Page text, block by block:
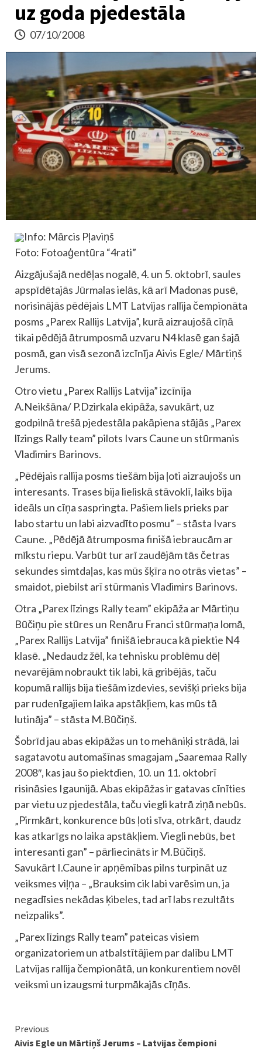
uz goda pjedestāla
07/10/2008
Info: Mārcis Pļaviņš
Foto: Fotoaģentūra “4rati”
Aizgājušajā nedēļas nogalē, 4. un 5. oktobrī, saules
apspīdētajās Jūrmalas ielās, kā arī Madonas pusē,
norisinājās pēdējais LMT Latvijas rallija čempionāta
posms „Parex Rallijs Latvija”, kurā aizraujošā cīņā
tikai pēdējā ātrumposmā uzvaru N4 klasē gan šajā
posmā, gan visā sezonā izcīnīja Aivis Egle/ Mārtiņš
Jerums.
Otro vietu „Parex Rallijs Latvija” izcīnīja
A.Neikšāna/ P.Dzirkala ekipāža, savukārt, uz
godpilnā trešā pjedestāla pakāpiena stājās „Parex
līzings Rally team” pilots Ivars Caune un stūrmanis
Vladimirs Barinovs.
„Pēdējais rallija posms tiešām bija ļoti aizraujošs un
interesants. Trases bija lieliskā stāvoklī, laiks bija
ideāls un cīņa saspringta. Pašiem liels prieks par
labo startu un labi aizvadīto posmu” – stāsta Ivars
Caune. „Pēdējā ātrumposma finišā iebraucām ar
mīkstu riepu. Varbūt tur arī zaudējām tās četras
sekundes simtdaļas, kas mūs šķīra no otrās vietas” –
smaidot, piebilst arī stūrmanis Vladimirs Barinovs.
Otra „Parex līzings Rally team” ekipāža ar Mārtiņu
Būčiņu pie stūres un Renāru Franci stūrmaņa lomā,
„Parex Rallijs Latvija” finišā iebrauca kā piektie N4
klasē. „Nedaudz žēl, ka tehnisku problēmu dēļ
nevarējām nobraukt tik labi, kā gribējās, taču
kopumā rallijs bija tiešām izdevies, sevišķi prieks bija
par rudenīgajiem laika apstākļiem, kas mūs tā
lutināja” – stāsta M.Būčiņš.
Šobrīd jau abas ekipāžas un to mehāniķi strādā, lai
sagatavotu automašīnas smagajam „Saaremaa Rally
2008″, kas jau šo piektdien, 10. un 11. oktobrī
risināsies Igaunijā. Abas ekipāžas ir gatavas cīnīties
par vietu uz pjedestāla, taču viegli katrā ziņā nebūs.
„Pirmkārt, konkurence būs ļoti sīva, otrkārt, daudz
kas atkarīgs no laika apstākļiem. Viegli nebūs, bet
interesanti gan” – pārliecināts ir M.Būčiņš.
Savukārt I.Caune ir apņēmības pilns turpināt uz
veiksmes viļņa – „Brauksim cik labi varēsim un, ja
negadīsies nekādas ķibeles, tad arī labs rezultāts
neizpaliks”.
„Parex līzings Rally team” pateicas visiem
organizatoriem un atbalstītājiem par dalību LMT
Latvijas rallija čempionātā, un konkurentiem novēl
veiksmi un izaugsmi turpmākajās cīņās.
Continue
Previous
Aivis Egle un Mārtiņš Jerums – Latvijas čempioni